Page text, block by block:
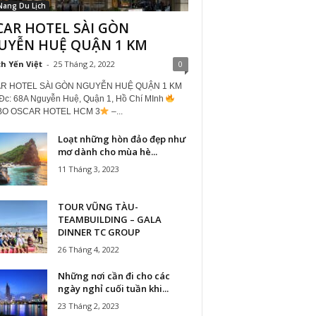
Du Lịch
HOTEL SÀI GÒN
HUỆ QUẬN 1 KM
Yến Việt - 25 Tháng 2, 2022 0
HOTEL SÀI GÒN NGUYỄN HUỆ QUẬN 1 KM
68A Nguyễn Huệ, Quận 1, Hồ Chí MInh
OSCAR HOTEL HCM 3
–...
Loạt những hòn đảo đẹp như
mơ dành cho mùa hè...
11 Tháng 3, 2023
TOUR VŨNG TÀU-
TEAMBUILDING – GALA
DINNER TC GROUP
26 Tháng 4, 2022
Những nơi cần đi cho các
ngày nghỉ cuối tuần khi...
23 Tháng 2, 2023